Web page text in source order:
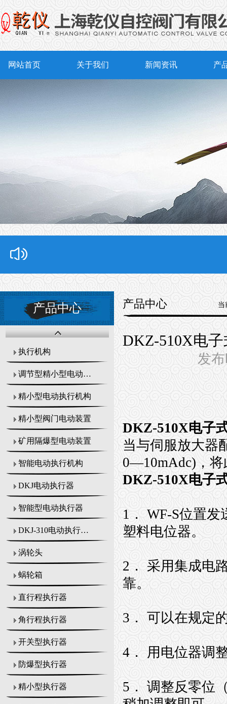
网站首页 关于我们 新闻资讯 产
产品中心
执行机构
调节型精小型电动执行器
精小型电动执行机构
精小型阀门电动装置
矿用隔爆型电动装置
智能电动执行机构
DKJ电动执行器
智能型电动执行器
DKJ-310电动执行机构
涡轮头
蜗轮箱
直行程执行器
角行程执行器
开关型执行器
防爆型执行器
精小型执行器
产品中心 当
DKZ-510X电
发
DKZ-510X电子
当与伺服放大器
0—10mAdc)，
DKZ-510X电子
1． WF-S位置
塑料电位器。
2． 采用集成电
靠。
3． 可以在规定
4． 用电位器调
5． 调整反零位